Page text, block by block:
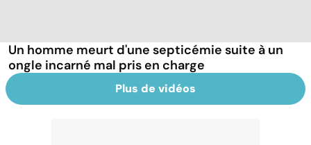
Un homme meurt d'une septicémie suite à un
ongle incarné mal pris en charge
Plus de vidéos